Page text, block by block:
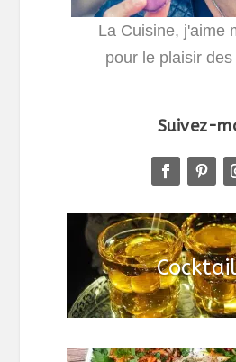
La Cuisine, j'aime
pour le plaisir
Suivez-